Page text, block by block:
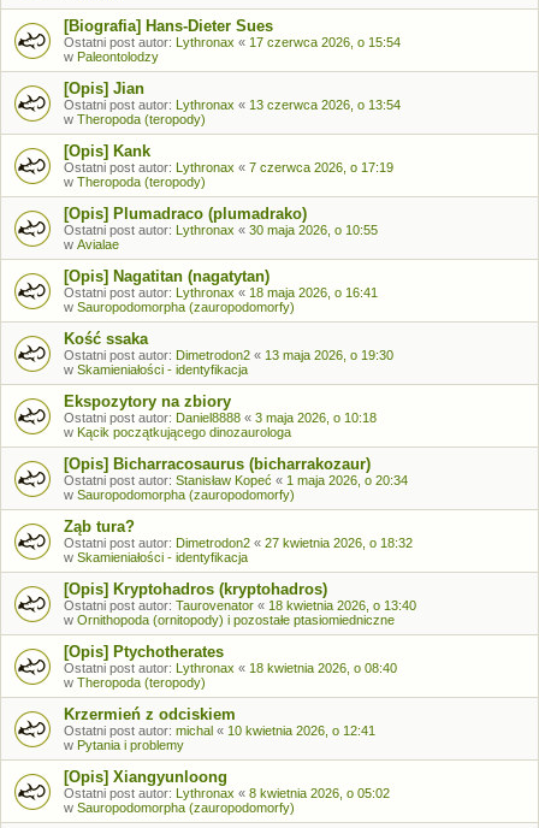
[Biografia] Hans-Dieter Sues
Ostatni post autor: Lythronax « 17 czerwca 2026, o 15:54
w Paleontolodzy
[Opis] Jian
Ostatni post autor: Lythronax « 13 czerwca 2026, o 13:54
w Theropoda (teropody)
[Opis] Kank
Ostatni post autor: Lythronax « 7 czerwca 2026, o 17:19
w Theropoda (teropody)
[Opis] Plumadraco (plumadrako)
Ostatni post autor: Lythronax « 30 maja 2026, o 10:55
w Avialae
[Opis] Nagatitan (nagatytan)
Ostatni post autor: Lythronax « 18 maja 2026, o 16:41
w Sauropodomorpha (zauropodomorfy)
Kość ssaka
Ostatni post autor: Dimetrodon2 « 13 maja 2026, o 19:30
w Skamieniałości - identyfikacja
Ekspozytory na zbiory
Ostatni post autor: Daniel8888 « 3 maja 2026, o 10:18
w Kącik początkującego dinozaurologa
[Opis] Bicharracosaurus (bicharrakozaur)
Ostatni post autor: Stanisław Kopeć « 1 maja 2026, o 20:34
w Sauropodomorpha (zauropodomorfy)
Ząb tura?
Ostatni post autor: Dimetrodon2 « 27 kwietnia 2026, o 18:32
w Skamieniałości - identyfikacja
[Opis] Kryptohadros (kryptohadros)
Ostatni post autor: Taurovenator « 18 kwietnia 2026, o 13:40
w Ornithopoda (ornitopody) i pozostałe ptasiomiedniczne
[Opis] Ptychotherates
Ostatni post autor: Lythronax « 18 kwietnia 2026, o 08:40
w Theropoda (teropody)
Krzermień z odciskiem
Ostatni post autor: michal « 10 kwietnia 2026, o 12:41
w Pytania i problemy
[Opis] Xiangyunloong
Ostatni post autor: Lythronax « 8 kwietnia 2026, o 05:02
w Sauropodomorpha (zauropodomorfy)